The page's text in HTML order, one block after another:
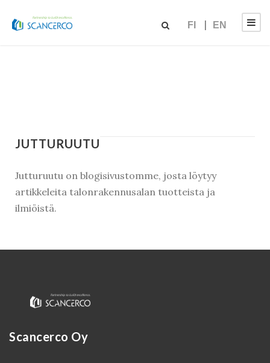
FI EN
JUTTURUUTU
Jutturuutu on blogisivustomme, josta löytyy
artikkeleita talonrakennusalan tuotteista ja
ilmiöistä.
Scancerco Oy